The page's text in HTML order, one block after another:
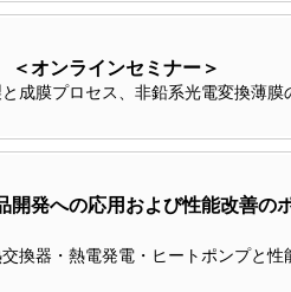
オンラインセミナー＞
成膜プロセス、非鉛系光電変換薄膜
開発への応用および性能改善
換器・熱電発電・ヒートポンプと性